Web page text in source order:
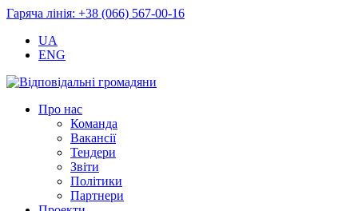
Гаряча лінія: +38 (066) 567-00-16
UA
ENG
Про нас
Команда
Вакансії
Тендери
Звіти
Політики
Партнери